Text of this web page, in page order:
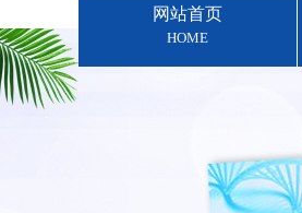
网站首页
HOME